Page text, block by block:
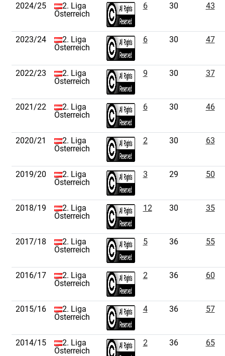
2024/25
2. Liga
Österreich
6 30 43
2023/24
2. Liga
Österreich
6 30 47
2022/23
2. Liga
Österreich
9 30 37
2021/22
2. Liga
Österreich
6 30 46
2020/21
2. Liga
Österreich
2 30 63
2019/20
2. Liga
Österreich
3 29 50
2018/19
2. Liga
Österreich
12 30 35
2017/18
2. Liga
Österreich
5 36 55
2016/17
2. Liga
Österreich
2 36 60
2015/16
2. Liga
Österreich
4 36 57
2014/15
2. Liga
Österreich
2 36 65